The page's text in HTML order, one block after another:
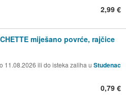
2,99 €
miješano povrće, rajčice
11.08.2026 ili do isteka zaliha u Studenac
0,79 €